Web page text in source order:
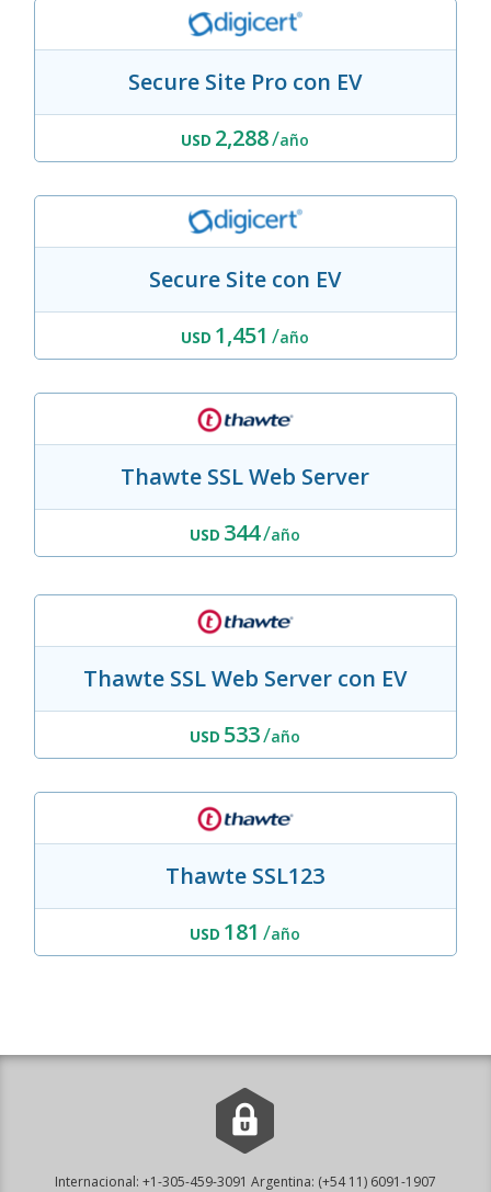
Secure Site Pro con EV
USD2,288/año
Secure Site con EV
USD1,451/año
Thawte SSL Web Server
USD344/año
Thawte SSL Web Server con EV
USD533/año
Thawte SSL123
USD181/año
Internacional: +1-305-459-3091 Argentina: (+54 11) 6091-1907